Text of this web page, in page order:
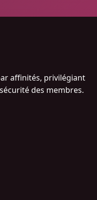
affinités, privilégiant
des membres.